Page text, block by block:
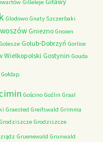
Gilleleje
Glodowo Gnaty Szczerbaki
Gniezno Gnoien
Golesze Golub-Dobrzyń Gorlice
Wielkopolski Gostynin Gouda
Gołdap
Gościno Goźlin Graal
Graested Greifswald Grimma
Grodziszcze Grodziszcze
Gruenewald Grunwald